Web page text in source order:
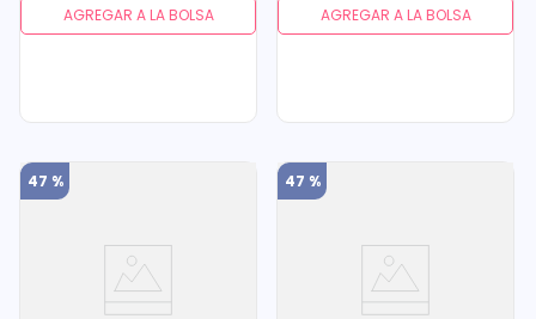
AGREGAR A LA BOLSA
AGREGAR A LA BOLSA
47 % 47 %